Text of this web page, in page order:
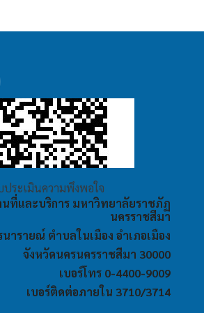
ระเมินความพึงพอใจ
นที่และบริการ มหาวิทยาลัยราชภัฏ
นครราชสีมา
ารายณ์ ตำบลในเมือง อำเภอเมือง
จังหวัดนครนครราชสีมา 30000
เบอร์โทร 0-4400-9009
เบอร์ติดต่อภายใน 3710/3714